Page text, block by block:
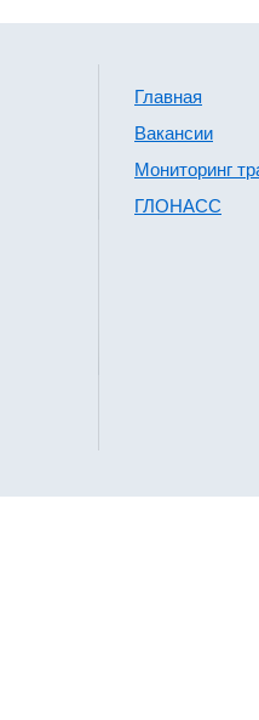
Главная
Вакансии
Мониторинг
ГЛОНАСС